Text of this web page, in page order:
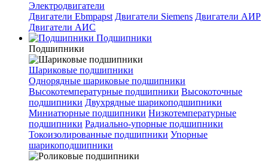
Электродвигатели
Двигатели Ebmpapst Двигатели Siemens Двигатели АИР
Двигатели АИС
Подшипники
Подшипники
Шариковые подшипники
Однорядные шариковые подшипники
Высокотемпературные подшипники Высокоточные
подшипники Двухрядные шарикоподшипники
Миниатюрные подшипники Низкотемпературные
подшипники Радиально-упорные подшипники
Токоизолированные подшипники Упорные
шарикоподшипники